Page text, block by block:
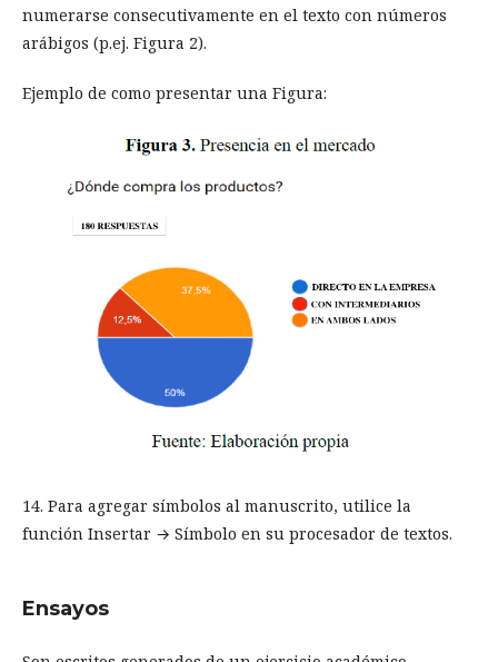
numerarse consecutivamente en el texto con números
arábigos (p.ej. Figura 2).
Ejemplo de como presentar una Figura:
14. Para agregar símbolos al manuscrito, utilice la
función Insertar → Símbolo en su procesador de textos.
Ensayos